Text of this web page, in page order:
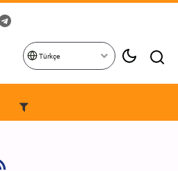
Türkçe